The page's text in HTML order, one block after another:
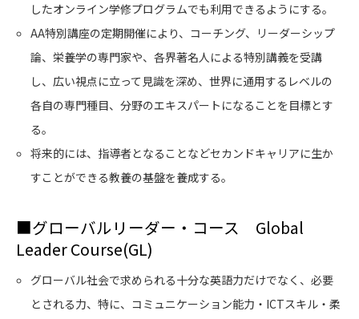
したオンライン学修プログラムでも利用できるようにする。
AA特別講座の定期開催により、コーチング、リーダーシップ
論、栄養学の専門家や、各界著名人による特別講義を受講
し、広い視点に立って見識を深め、世界に通用するレベルの
各自の専門種目、分野のエキスパートになることを目標とす
る。
将来的には、指導者となることなどセカンドキャリアに生か
すことができる教養の基盤を養成する。
■グローバルリーダー・コース Global
Leader Course(GL)
グローバル社会で求められる十分な英語力だけでなく、必要
とされる力、特に、コミュニケーション能力・ICTスキル・柔